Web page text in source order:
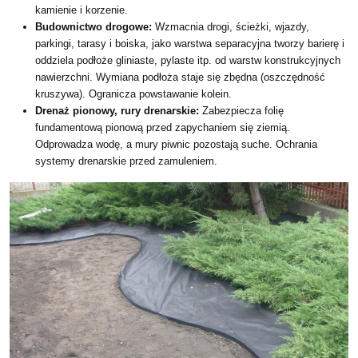
kamienie i korzenie.
Budownictwo drogowe: Wzmacnia drogi, ścieżki, wjazdy,
parkingi, tarasy i boiska, jako warstwa separacyjna tworzy barierę i
oddziela podłoże gliniaste, pylaste itp. od warstw konstrukcyjnych
nawierzchni. Wymiana podłoża staje się zbędna (oszczędność
kruszywa). Ogranicza powstawanie kolein.
Drenaż pionowy, rury drenarskie: Zabezpiecza folię
fundamentową pionową przed zapychaniem się ziemią.
Odprowadza wodę, a mury piwnic pozostają suche. Ochrania
systemy drenarskie przed zamuleniem.